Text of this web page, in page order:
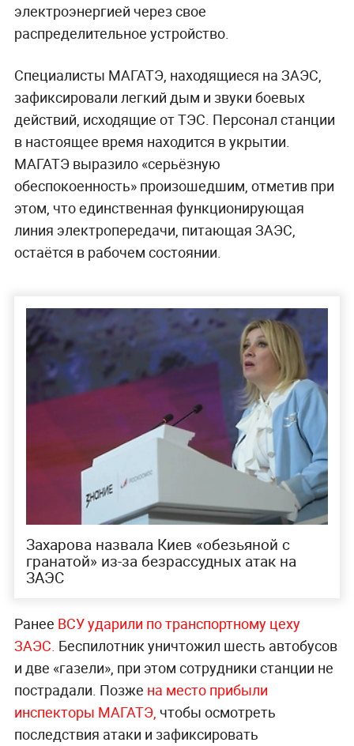
электроэнергией через свое
распределительное устройство.
Специалисты МАГАТЭ, находящиеся на ЗАЭС,
зафиксировали легкий дым и звуки боевых
действий, исходящие от ТЭС. Персонал станции
в настоящее время находится в укрытии.
МАГАТЭ выразило «серьёзную
обеспокоенность» произошедшим, отметив при
этом, что единственная функционирующая
линия электропередачи, питающая ЗАЭС,
остаётся в рабочем состоянии.
Захарова назвала Киев «обезьяной с
гранатой» из-за безрассудных атак на
ЗАЭС
Ранее ВСУ ударили по транспортному цеху
ЗАЭС. Беспилотник уничтожил шесть автобусов
и две «газели», при этом сотрудники станции не
пострадали. Позже на место прибыли
инспекторы МАГАТЭ, чтобы осмотреть
последствия атаки и зафиксировать